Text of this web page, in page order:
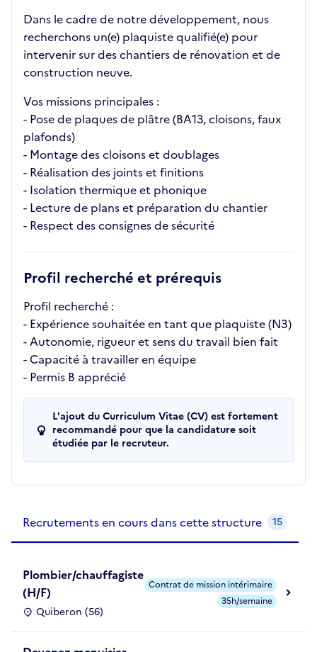
Dans le cadre de notre développement, nous
recherchons un(e) plaquiste qualifié(e) pour
intervenir sur des chantiers de rénovation et de
construction neuve.
Vos missions principales :
- Pose de plaques de plâtre (BA13, cloisons, faux
plafonds)
- Montage des cloisons et doublages
- Réalisation des joints et finitions
- Isolation thermique et phonique
- Lecture de plans et préparation du chantier
- Respect des consignes de sécurité
Profil recherché et prérequis
Profil recherché :
- Expérience souhaitée en tant que plaquiste (N3)
- Autonomie, rigueur et sens du travail bien fait
- Capacité à travailler en équipe
- Permis B apprécié
L'ajout du Curriculum Vitae (CV) est fortement
recommandé pour que la candidature soit
étudiée par le recruteur.
Recrutements en cours dans cette structure 15
Plombier/chauffagiste
(H/F)
Quiberon (56)
Contrat de mission intérimaire
35h/semaine